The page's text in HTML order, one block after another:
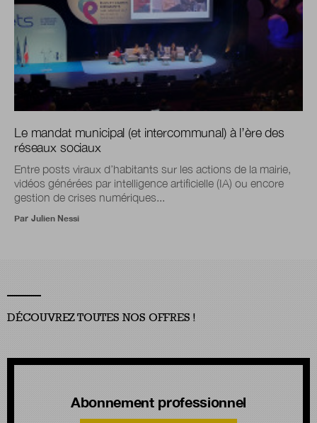
Le mandat municipal (et intercommunal) à l’ère des
réseaux sociaux
Entre posts viraux d’habitants sur les actions de la mairie,
vidéos générées par intelligence artificielle (IA) ou encore
gestion de crises numériques...
Par Julien Nessi
DÉCOUVREZ TOUTES NOS OFFRES !
Abonnement professionnel